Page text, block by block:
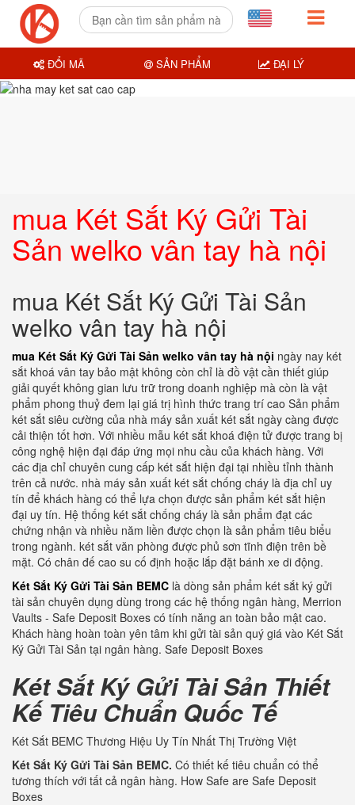
mua Két Sắt Ký Gửi Tài
Sản welko vân tay hà nội
mua Két Sắt Ký Gửi Tài Sản
welko vân tay hà nội
mua Két Sắt Ký Gửi Tài Sản welko vân tay hà nội ngày nay két
sắt khoá vân tay bảo mật không còn chỉ là đồ vật cần thiết giúp
giải quyết không gian lưu trữ trong doanh nghiệp mà còn là vật
phẩm phong thuỷ đem lại giá trị hình thức trang trí cao Sản phẩm
két sắt siêu cường của nhà máy sản xuất két sắt ngày càng được
cải thiện tốt hơn. Với nhiều mẫu két sắt khoá điện tử được trang bị
công nghệ hiện đại đáp ứng mọi nhu cầu của khách hàng. Với
các địa chỉ chuyên cung cấp két sắt hiện đại tại nhiều tỉnh thành
trên cả nước. nhà máy sản xuất két sắt chống cháy là địa chỉ uy
tín để khách hàng có thể lựa chọn được sản phẩm két sắt hiện
đại uy tín. Hệ thống két sắt chống cháy là sản phẩm đạt các
chứng nhận và nhiều năm liền được chọn là sản phẩm tiêu biểu
trong ngành. két sắt văn phòng được phủ sơn tĩnh điện trên bề
mặt. Có chân đế cao su cố định hoặc lắp đặt bánh xe di động.
Két Sắt Ký Gửi Tài Sản BEMC là dòng sản phẩm két sắt ký gửi
tài sản chuyên dụng dùng trong các hệ thống ngân hàng, Merrion
Vaults - Safe Deposit Boxes có tính năng an toàn bảo mật cao.
Khách hàng hoàn toàn yên tâm khi gửi tài sản quý giá vào Két Sắt
Ký Gửi Tài Sản tại ngân hàng. Safe Deposit Boxes
Két Sắt Ký Gửi Tài Sản Thiết
Kế Tiêu Chuẩn Quốc Tế
Két Sắt BEMC Thương Hiệu Uy Tín Nhất Thị Trường Việt
Két Sắt Ký Gửi Tài Sản BEMC. Có thiết kế tiêu chuẩn có thể
tương thích với tất cả ngân hàng. How Safe are Safe Deposit
Boxes
ĐỔI MÃ SẢN PHẨM ĐẠI LÝ